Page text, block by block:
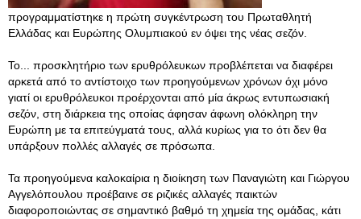
προγραμματίστηκε η πρώτη συγκέντρωση του Πρωταθλητή
Ελλάδας και Ευρώπης Ολυμπιακού εν όψει της νέας σεζόν.
Το... προσκλητήριο των ερυθρόλευκων προβλέπεται να διαφέρει
αρκετά από το αντίστοιχο των προηγούμενων χρόνων όχι μόνο
γιατί οι ερυθρόλευκοι προέρχονται από μία άκρως εντυπωσιακή
σεζόν, στη διάρκεια της οποίας άφησαν άφωνη ολόκληρη την
Ευρώπη με τα επιτεύγματά τους, αλλά κυρίως για το ότι δεν θα
υπάρξουν πολλές αλλαγές σε πρόσωπα.
Τα προηγούμενα καλοκαίρια η διοίκηση των Παναγιώτη και Γιώργου
Αγγελόπουλου προέβαινε σε ριζικές αλλαγές παικτών
διαφοροποιώντας σε σημαντικό βαθμό τη χημεία της ομάδας, κάτι